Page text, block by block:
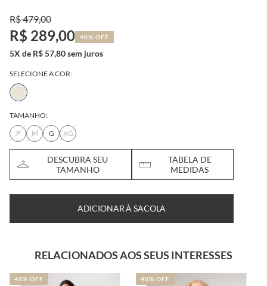
R$ 479,00
R$ 289,00 40% OFF
5X de R$ 57,80 sem juros
SELECIONE A COR:
TAMANHO:
P
M G XG
DESCUBRA SEU
TAMANHO
TABELA DE
MEDIDAS
ADICIONAR À SACOLA
RELACIONADOS AOS SEUS INTERESSES
40% OFF 40% OFF